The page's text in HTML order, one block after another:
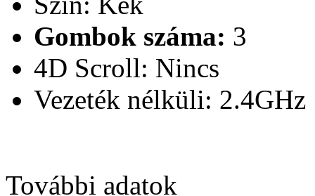
Gombok száma: 3
4D Scroll: Nincs
Vezeték nélküli: 2.4GHz
További adatok